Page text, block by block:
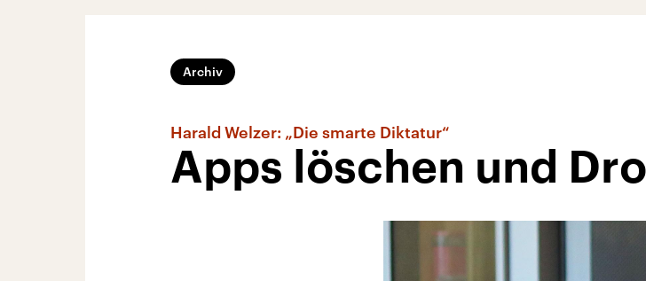
Archiv
Harald Welzer: „Die smarte Diktatur“
Apps löschen und